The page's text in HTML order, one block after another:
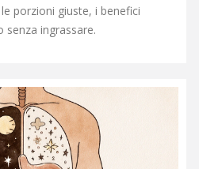
porzioni giuste, i benefici
senza ingrassare.